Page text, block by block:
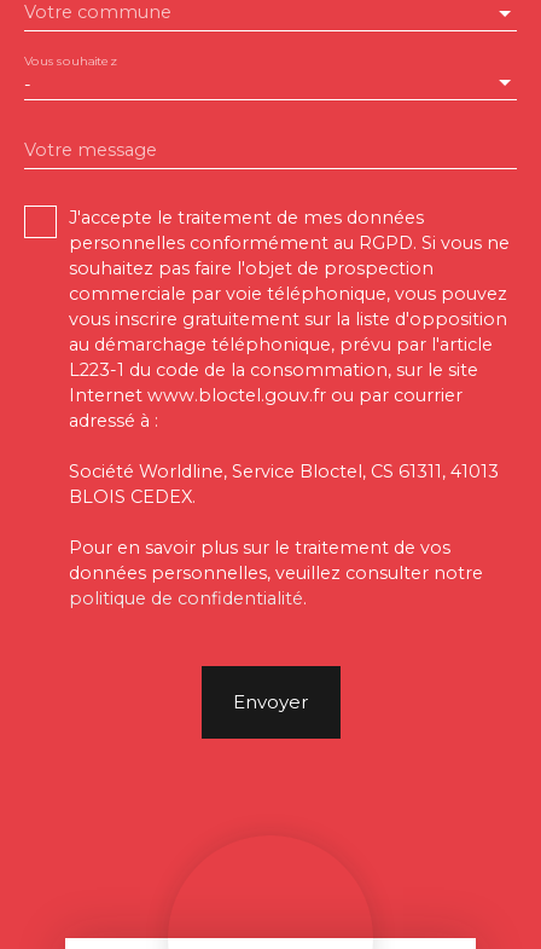
Votre commune
-
Vous souhaitez
Votre message
J'accepte le traitement de mes données
personnelles conformément au RGPD. Si vous ne
souhaitez pas faire l'objet de prospection
commerciale par voie téléphonique, vous pouvez
vous inscrire gratuitement sur la liste d'opposition
au démarchage téléphonique, prévu par l'article
L223-1 du code de la consommation, sur le site
Internet www.bloctel.gouv.fr ou par courrier
adressé à :
Société Worldline, Service Bloctel, CS 61311, 41013
BLOIS CEDEX.
Pour en savoir plus sur le traitement de vos
données personnelles, veuillez consulter notre
politique de confidentialité.
Envoyer